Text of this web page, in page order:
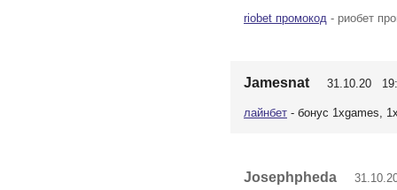
riobet промокод - риобет
Jamesnat 31.10.20
лайнбет - бонус 1xgames,
Josephpheda